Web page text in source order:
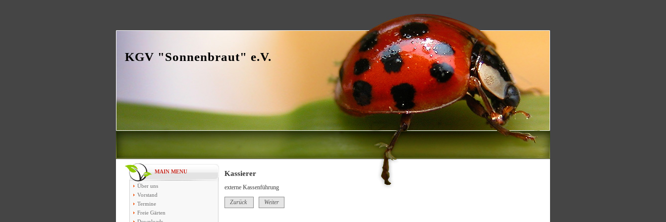
KGV "Sonnenbraut" e.V.
MAIN MENU
Über uns
Vorstand
Termine
Freie Gärten
Kassierer
externe Kassenführung
Zurück Weiter